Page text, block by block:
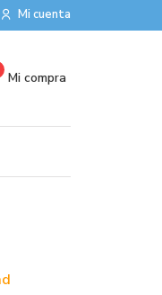
Mi cuenta
Mi compra